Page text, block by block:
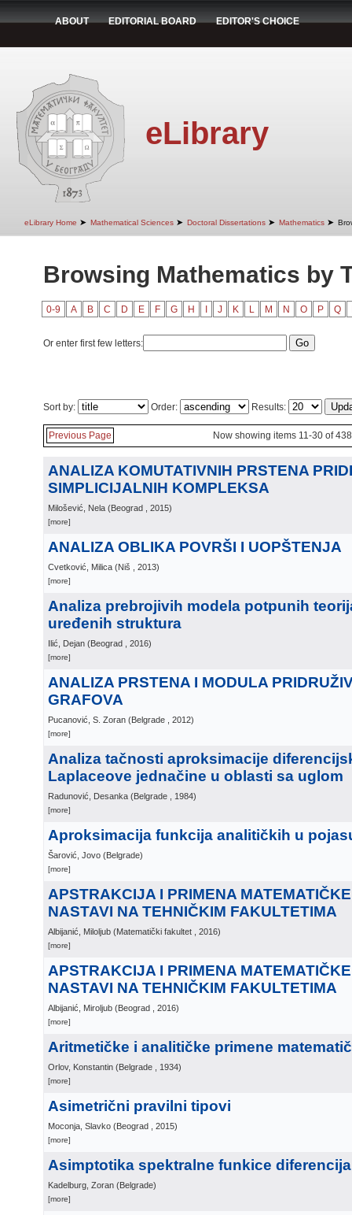
ABOUT EDITORIAL BOARD EDITOR'S CHOICE
eLibrary
eLibrary Home ➤ Mathematical Sciences ➤ Doctoral Dissertations ➤ Mathematics ➤
Browsing Mathematics by
0-9 A B C D E F G H J K L M N O P Q
Or enter first few letters:
Sort by: Order: Results:
Previous Page Now showing items 11-30 of 438
ANALIZA KOMUTATIVNIH PRSTENA
SIMPLICIJALNIH KOMPLEKSA
Milošević, Nela (Beograd , 2015)
[more]
ANALIZA OBLIKA POVRŠI I UOPŠTENJA
Cvetković, Milica (Niš , 2013)
[more]
Analiza prebrojivih modela potpunih
uređenih struktura
Ilić, Dejan (Beograd , 2016)
[more]
ANALIZA PRSTENA I MODULA
GRAFOVA
Pucanović, S. Zoran (Belgrade , 2012)
[more]
Analiza tačnosti aproksimacije
Laplaceove jednačine u oblasti sa uglom
Radunović, Desanka (Belgrade , 1984)
[more]
Aproksimacija funkcija analitičkih u
Šarović, Jovo (Belgrade)
[more]
APSTRAKCIJA I PRIMENA
NASTAVI NA TEHNIČKIM FAKULTETIMA
Albijanić, Miloljub (Matematički fakultet , 2016)
[more]
APSTRAKCIJA I PRIMENA
NASTAVI NA TEHNIČKIM FAKULTETIMA
Albijanić, Miroljub (Beograd , 2016)
[more]
Aritmetičke i analitičke primene
Orlov, Konstantin (Belgrade , 1934)
[more]
Asimetrični pravilni tipovi
Moconja, Slavko (Beograd , 2015)
[more]
Asimptotika spektralne funkice
Kadelburg, Zoran (Belgrade)
[more]